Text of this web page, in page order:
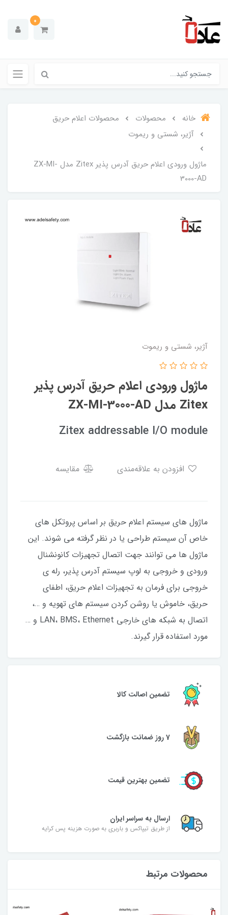
0
خانه محصولات
محصولات اعلام حریق
آژیر، شستی و ریموت
ماژول ورودی اعلام حریق آدرس پذیر Zitex مدل ZX-MI-
3000-AD
آژیر، شستی و ریموت
ماژول ورودی اعلام حریق آدرس پذیر
Zitex مدل ZX-MI-3000-AD
Zitex addressable I/O module
مقایسه
ماژول های سیستم اعلام حریق بر اساس پروتکل های
خاص آن سیستم طراحی یا در نظر گرفته می شوند. این
ماژول ها می توانند جهت اتصال تجهیزات کانونشنال
ورودی و خروجی به لوپ سیستم آدرس پذیر، رله ی
خروجی برای فرمان به تجهیزات اعلام حریق، اطفای
حریق، خاموش یا روشن کردن سیستم های تهویه و …،
اتصال به شبکه های خارجی LAN، BMS، Ethernet و …
مورد استفاده قرار گیرند.
تضمین اصالت کالا
7 روز ضمانت بازگشت
تضمین بهترین قیمت
ارسال به سراسر ایران
از طریق تیپاکس و باربری به صورت هزینه پس کرایه
محصولات مرتبط